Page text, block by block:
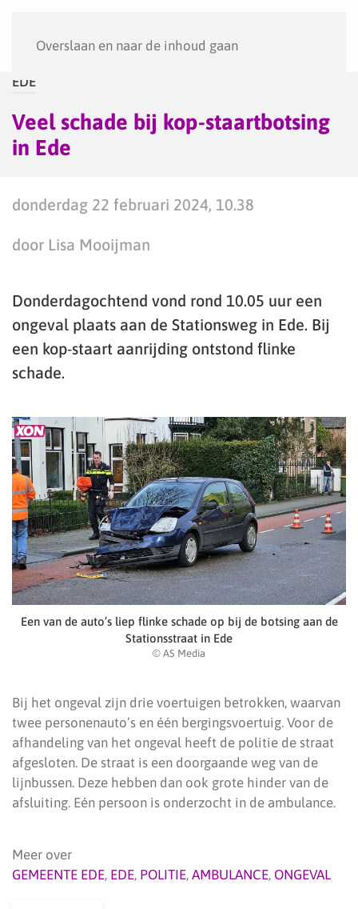
Overslaan en naar de inhoud gaan
EDE
Veel schade bij kop-staartbotsing
in Ede
donderdag 22 februari 2024, 10.38
door Lisa Mooijman
Donderdagochtend vond rond 10.05 uur een
ongeval plaats aan de Stationsweg in Ede. Bij
een kop-staart aanrijding ontstond flinke
schade.
Een van de auto’s liep flinke schade op bij de botsing aan de
Stationsstraat in Ede
© AS Media
Bij het ongeval zijn drie voertuigen betrokken, waarvan
twee personenauto’s en één bergingsvoertuig. Voor de
afhandeling van het ongeval heeft de politie de straat
afgesloten. De straat is een doorgaande weg van de
lijnbussen. Deze hebben dan ook grote hinder van de
afsluiting. Eén persoon is onderzocht in de ambulance.
Meer over
GEMEENTE EDE, EDE, POLITIE, AMBULANCE, ONGEVAL